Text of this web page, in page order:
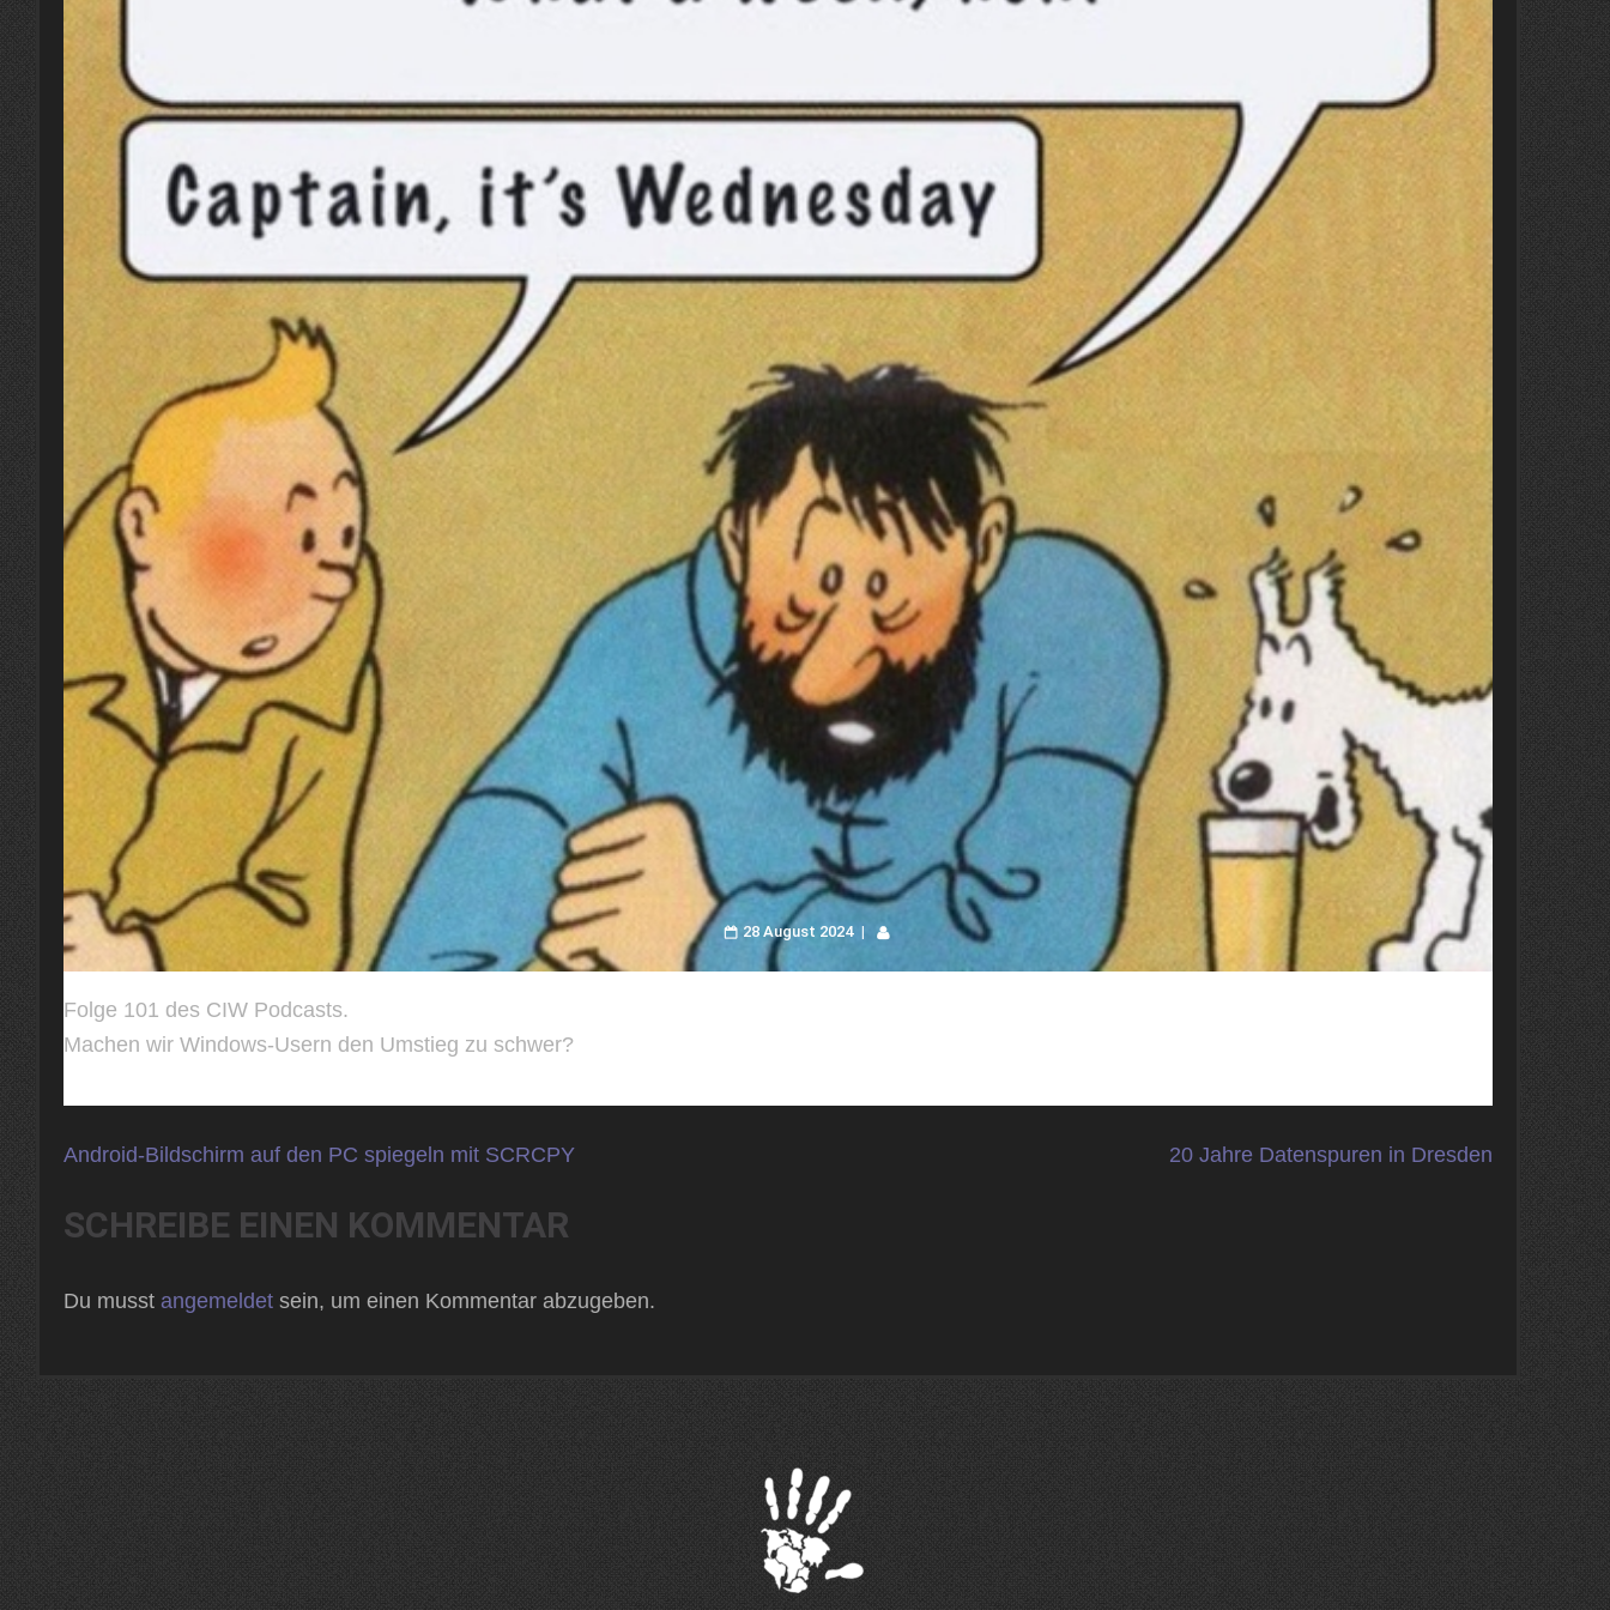
28 August 2024
Folge 101 des CIW Podcasts.
Machen wir Windows-Usern den Umstieg zu schwer?
Beitragsnavigation
Android-Bildschirm auf den PC spiegeln mit SCRCPY 20 Jahre Datenspuren in Dresden
SCHREIBE EINEN KOMMENTAR
Du musst angemeldet sein, um einen Kommentar abzugeben.